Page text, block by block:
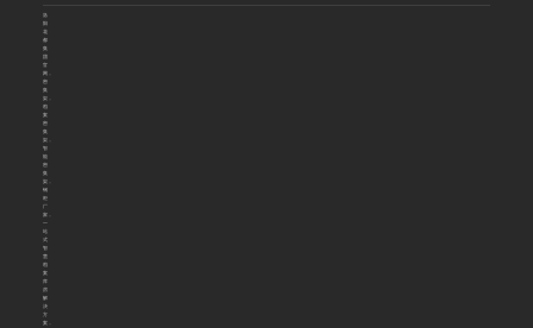
都
官
案
智
钢
厂
家，
一
式
智
慧
案
库
房
解
决
方
案，